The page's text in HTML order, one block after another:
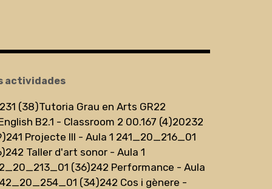
actividades
(38)Tutoria Grau en Arts GR22
B2.1 - Classroom 2 00.167 (4)20232
241 Projecte III - Aula 1 241_20_216_01
242 Taller d'art sonor - Aula 1
(36)242 Performance - Aula
(34)242 Cos i gènere -